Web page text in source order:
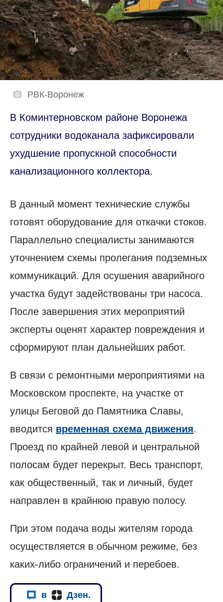
РВК-Воронеж
В Коминтерновском районе Воронежа
сотрудники водоканала зафиксировали
ухудшение пропускной способности
канализационного коллектора.
В данный момент технические службы
готовят оборудование для откачки стоков.
Параллельно специалисты занимаются
уточнением схемы пролегания подземных
коммуникаций. Для осушения аварийного
участка будут задействованы три насоса.
После завершения этих мероприятий
эксперты оценят характер повреждения и
сформируют план дальнейших работ.
В связи с ремонтными мероприятиями на
Московском проспекте, на участке от
улицы Беговой до Памятника Славы,
вводится временная схема движения.
Проезд по крайней левой и центральной
полосам будет перекрыт. Весь транспорт,
как общественный, так и личный, будет
направлен в крайнюю правую полосу.
При этом подача воды жителям города
осуществляется в обычном режиме, без
каких-либо ограничений и перебоев.
в Дзен.